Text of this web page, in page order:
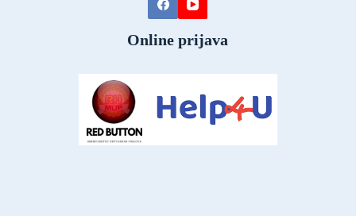
Online prijava